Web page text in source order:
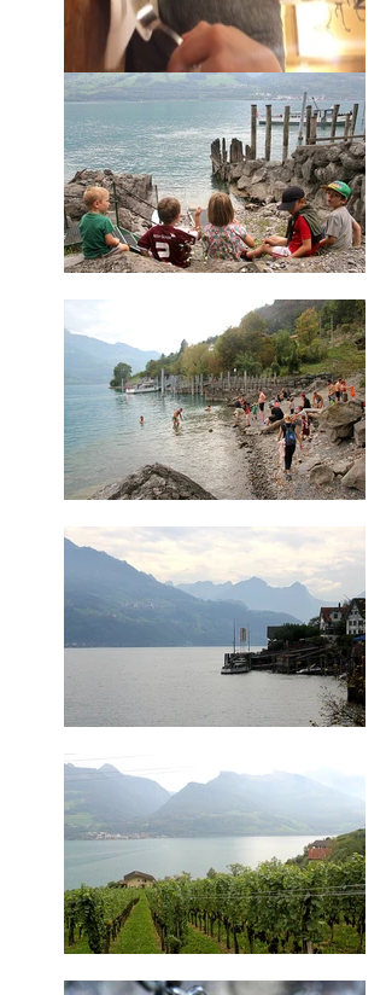
Balts-RAMTAI pārgājiens (2018)